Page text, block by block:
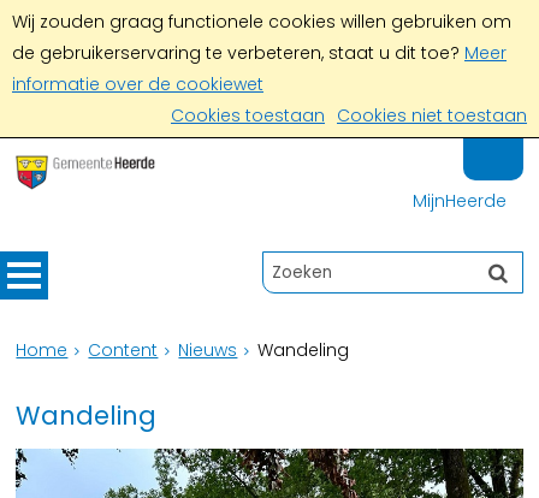
Wij zouden graag functionele cookies willen gebruiken om
de gebruikerservaring te verbeteren, staat u dit toe? Meer
informatie over de cookiewet
Cookies toestaan Cookies niet toestaan
MijnHeerde
Home Content Nieuws Wandeling
Wandeling